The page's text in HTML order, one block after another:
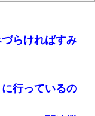
らければすみ
行っているの